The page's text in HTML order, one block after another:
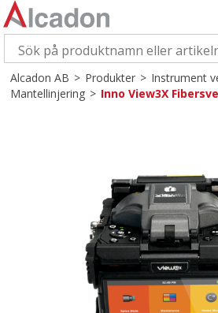
Alcadon AB>Produkter>Instrument
Mantellinjering>Inno View3X